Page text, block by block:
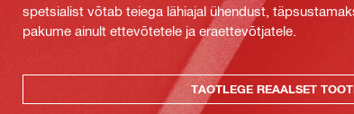
spetsialist võtab teiega lähiajal ühendust,
pakume ainult ettevõtetele ja eraettevõtjatele.
TAOTLEGE REAALSET